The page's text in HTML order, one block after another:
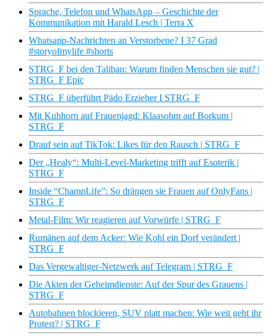
Sprache, Telefon und WhatsApp – Geschichte der
Kommunikation mit Harald Lesch | Terra X
Whatsapp-Nachrichten an Verstorbene? I 37 Grad
#storyofmylife #shorts
STRG_F bei den Taliban: Warum finden Menschen sie gut? |
STRG_F Epic
STRG_F überführt Pädo Erzieher I STRG_F
Mit Kuhhorn auf Frauenjagd: Klaasohm auf Borkum |
STRG_F
Drauf sein auf TikTok: Likes für den Rausch | STRG_F
Der „Healy“: Multi-Level-Marketing trifft auf Esoterik |
STRG_F
Inside “ChampLife”: So drängen sie Frauen auf OnlyFans |
STRG_F
Metal-Film: Wir reagieren auf Vorwürfe | STRG_F
Rumänen auf dem Acker: Wie Kohl ein Dorf verändert |
STRG_F
Das Vergewaltiger-Netzwerk auf Telegram | STRG_F
Die Akten der Geheimdienste: Auf der Spur des Grauens |
STRG_F
Autobahnen blockieren, SUV platt machen: Wie weit geht ihr
Protest? | STRG_F